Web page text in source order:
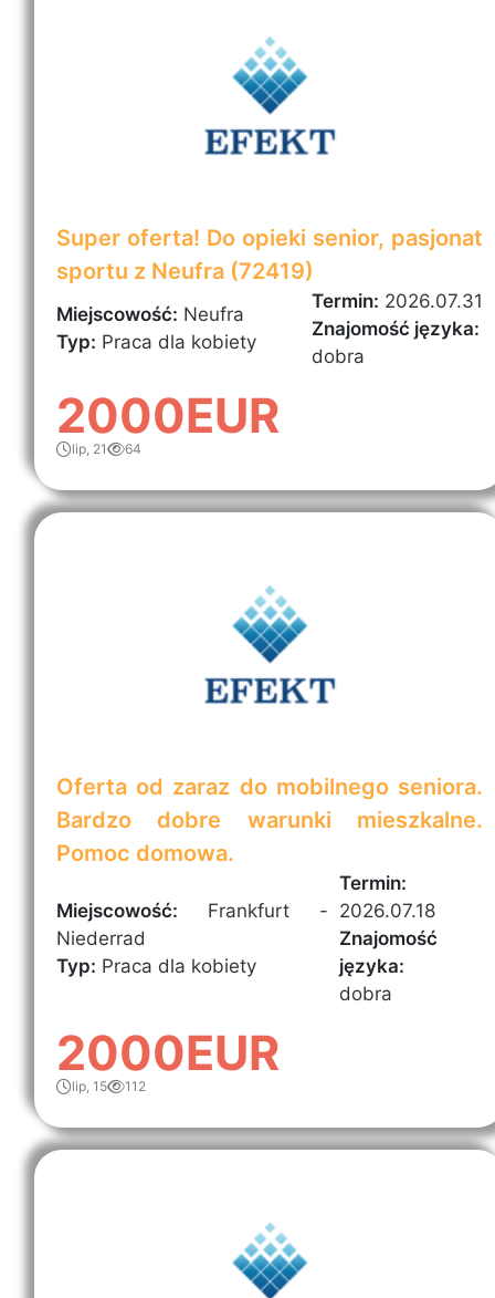
Super oferta! Do opieki senior, pasjonat
sportu z Neufra (72419)
Miejscowość: Neufra
Typ: Praca dla kobiety
Termin: 2026.07.31
Znajomość języka:
dobra
2000EUR
lip, 21 64
Oferta od zaraz do mobilnego seniora.
Bardzo dobre warunki mieszkalne.
Pomoc domowa.
Miejscowość:
Frankfurt -
Niederrad
Typ: Praca dla kobiety
Termin:
2026.07.18
Znajomość
języka:
dobra
2000EUR
lip, 15 112